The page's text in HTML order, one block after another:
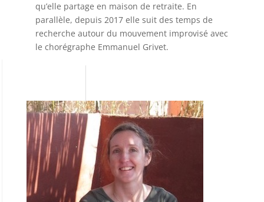
qu’elle partage en maison de retraite. En
parallèle, depuis 2017 elle suit des temps de
recherche autour du mouvement improvisé avec
le chorégraphe Emmanuel Grivet.